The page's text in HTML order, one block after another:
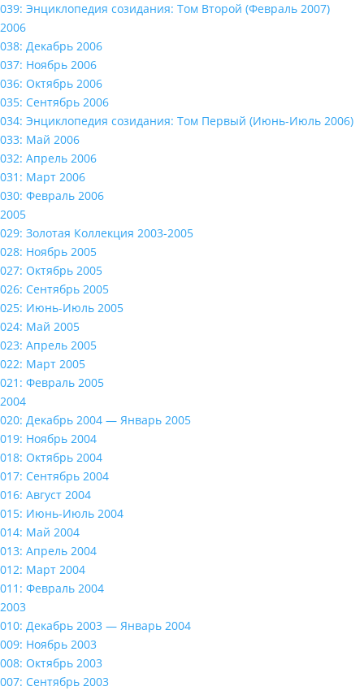
039: Энциклопедия созидания: Том Второй (Февраль 2007)
2006
038: Декабрь 2006
037: Ноябрь 2006
036: Октябрь 2006
035: Сентябрь 2006
034: Энциклопедия созидания: Том Первый (Июнь-Июль 2006)
033: Май 2006
032: Апрель 2006
031: Март 2006
030: Февраль 2006
2005
029: Золотая Коллекция 2003-2005
028: Ноябрь 2005
027: Октябрь 2005
026: Сентябрь 2005
025: Июнь-Июль 2005
024: Май 2005
023: Апрель 2005
022: Март 2005
021: Февраль 2005
2004
020: Декабрь 2004 — Январь 2005
019: Ноябрь 2004
018: Октябрь 2004
017: Сентябрь 2004
016: Август 2004
015: Июнь-Июль 2004
014: Май 2004
013: Апрель 2004
012: Март 2004
011: Февраль 2004
2003
010: Декабрь 2003 — Январь 2004
009: Ноябрь 2003
008: Октябрь 2003
007: Сентябрь 2003